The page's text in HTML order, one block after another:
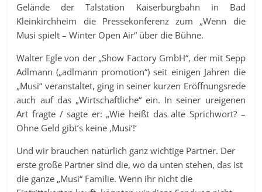
Gelände der Talstation Kaiserburgbahn in Bad
Kleinkirchheim die Pressekonferenz zum „Wenn die
Musi spielt – Winter Open Air“ über die Bühne.
Walter Egle von der „Show Factory GmbH“, der mit Sepp
Adlmann („adlmann promotion“) seit einigen Jahren die
„Musi“ veranstaltet, ging in seiner kurzen Eröffnungsrede
auch auf das „Wirtschaftliche“ ein. In seiner ureigenen
Art fragte / sagte er: „Wie heißt das alte Sprichwort? –
Ohne Geld gibt’s keine ‚Musi‘!‘
Und wir brauchen natürlich ganz wichtige Partner. Der
erste große Partner sind die, wo da unten stehen, das ist
die ganze „Musi“ Familie. Wenn ihr nicht die